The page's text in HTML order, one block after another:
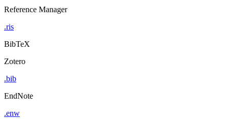
Reference Manager
.ris
BibTeX
Zotero
.bib
EndNote
.enw